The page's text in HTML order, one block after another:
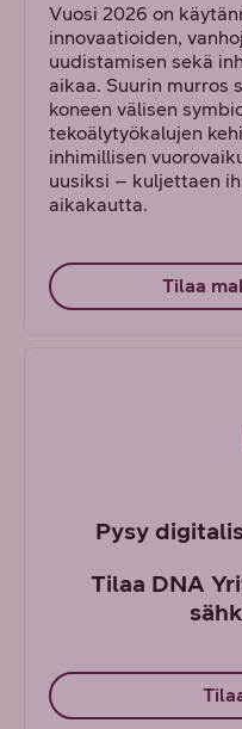
Vuosi 2026 on
innovaatioiden,
uudistamisen sekä
aikaa. Suurin murros
koneen välisen
tekoälytyökalujen
inhimillisen
uusiksi – kuljettaen
aikakautta.
Tilaa
Pysy
Tilaa DNA